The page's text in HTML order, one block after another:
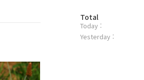
방
문
자
Total
Today :
Yesterday :